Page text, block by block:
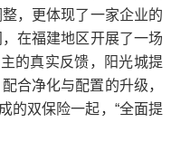
，更体现了一家企业的
在福建地区开展了一场
的真实反馈，阳光城提
合净化与配置的升级，
的双保险一起，“全面提